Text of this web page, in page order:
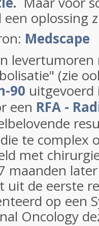
oplossing
Medscape
(zie
90 uitgevoerd
een RFA -
te complex
met
maanden
uit de eerste
op een
Oncology